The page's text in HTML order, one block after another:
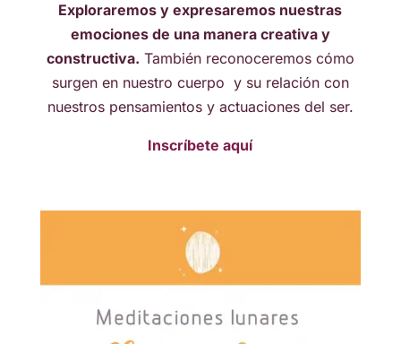
Exploraremos y expresaremos nuestras
emociones de una manera creativa y
constructiva. También reconoceremos cómo
surgen en nuestro cuerpo y su relación con
nuestros pensamientos y actuaciones del ser.
Inscríbete aquí